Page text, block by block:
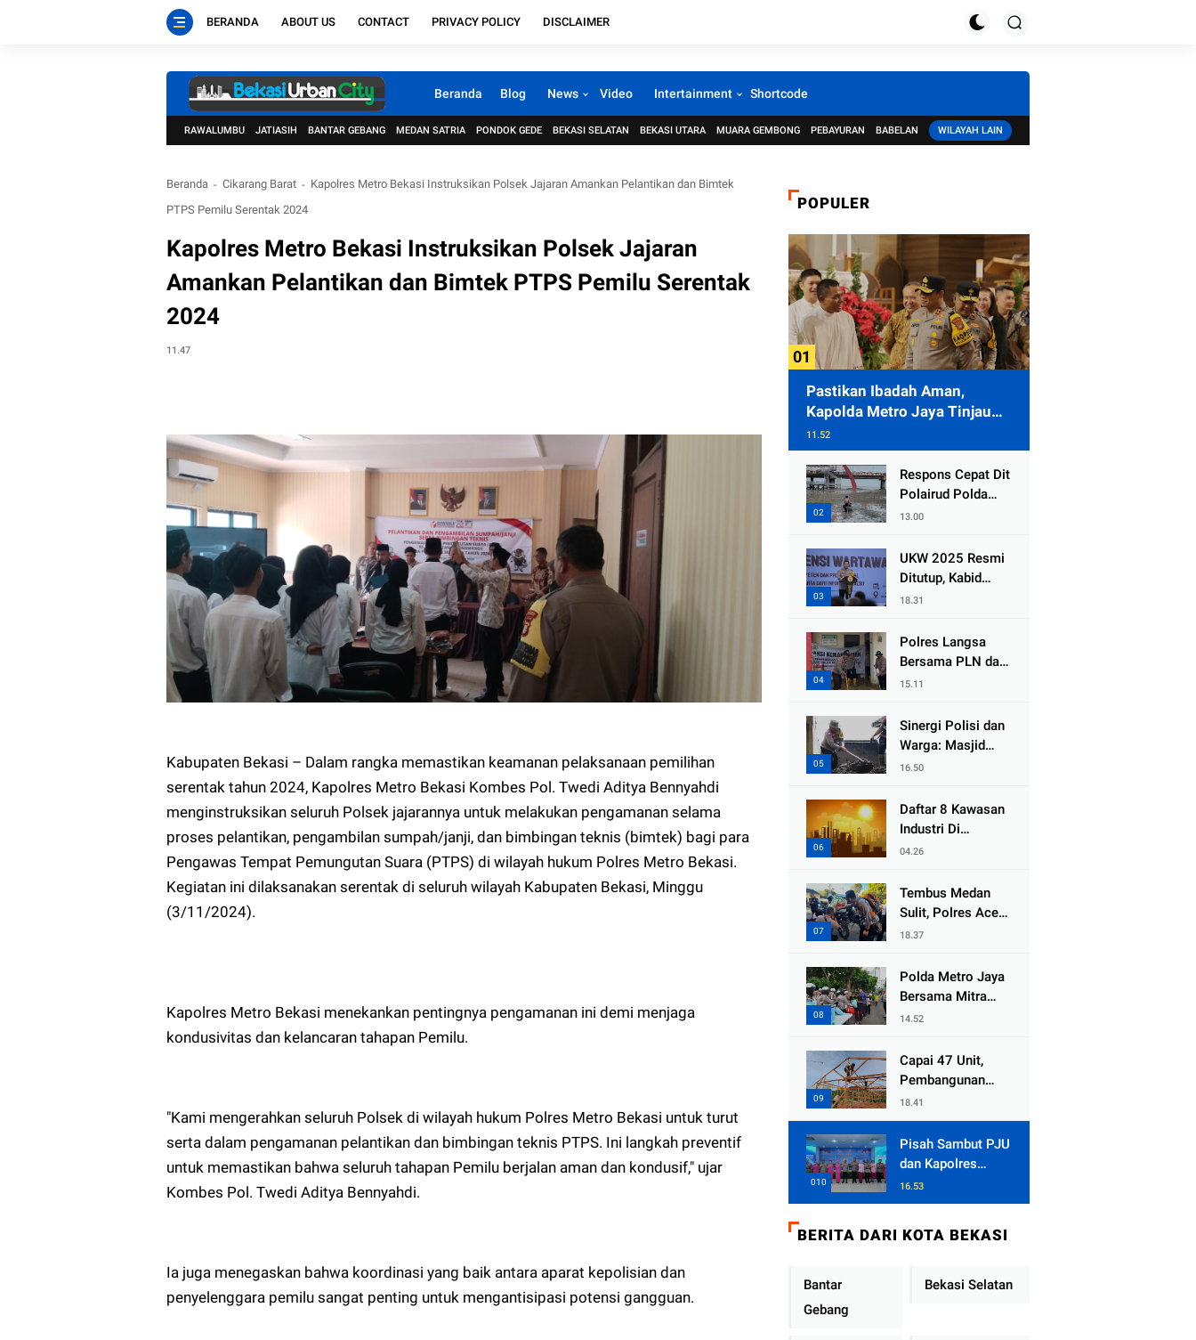
BERANDA ABOUT US CONTACT PRIVACY POLICY DISCLAIMER
Beranda Blog News Video Intertainment Shortcode
RAWALUMBU JATIASIH BANTAR GEBANG MEDAN SATRIA PONDOK GEDE BEKASI SELATAN BEKASI UTARA MUARA GEMBONG PEBAYURAN BABELAN WILAYAH LAIN
Beranda Cikarang Barat
Kapolres Metro Bekasi Instruksikan Polsek Jajaran Amankan Pelantikan dan Bimtek
PTPS Pemilu Serentak 2024
Kapolres Metro Bekasi Instruksikan Polsek Jajaran
Amankan Pelantikan dan Bimtek PTPS Pemilu Serentak
2024
11.47
Kabupaten Bekasi – Dalam rangka memastikan keamanan pelaksanaan pemilihan
serentak tahun 2024, Kapolres Metro Bekasi Kombes Pol. Twedi Aditya Bennyahdi
menginstruksikan seluruh Polsek jajarannya untuk melakukan pengamanan selama
proses pelantikan, pengambilan sumpah/janji, dan bimbingan teknis (bimtek) bagi para
Pengawas Tempat Pemungutan Suara (PTPS) di wilayah hukum Polres Metro Bekasi.
Kegiatan ini dilaksanakan serentak di seluruh wilayah Kabupaten Bekasi, Minggu
(3/11/2024).
Kapolres Metro Bekasi menekankan pentingnya pengamanan ini demi menjaga
kondusivitas dan kelancaran tahapan Pemilu.
"Kami mengerahkan seluruh Polsek di wilayah hukum Polres Metro Bekasi untuk turut
serta dalam pengamanan pelantikan dan bimbingan teknis PTPS. Ini langkah preventif
untuk memastikan bahwa seluruh tahapan Pemilu berjalan aman dan kondusif," ujar
Kombes Pol. Twedi Aditya Bennyahdi.
Ia juga menegaskan bahwa koordinasi yang baik antara aparat kepolisian dan
penyelenggara pemilu sangat penting untuk mengantisipasi potensi gangguan.
POPULER
Pastikan Ibadah Aman,
Kapolda Metro Jaya Tinjau
Pengamanan Gereja di Kelapa
Gading
11.52
Respons Cepat Dit
Polairud Polda
Jatim Selamatkan
Lumpur di Wisata
Kenjeran
13.00
UKW 2025 Resmi
Ditutup, Kabid
Humas PMJ: Pers
Strategis Polri
Tangkal Hoaks
18.31
Polres Langsa
Bersama PLN dan
Warga
Kemanusiaan
Pascabanjir di
15.11
Sinergi Polisi dan
Warga: Masjid
Syuhada, Bener
dari Duka Bencana
16.50
Daftar 8 Kawasan
Industri Di
Kabupaten Bekasi,
Cinlok Juga Ada
Gak ?
04.26
Tembus Medan
Sulit, Polres Aceh
Tengah
Sembako dan
Sling Baja ke
18.37
Polda Metro Jaya
Bersama Mitra
Gelar Jumat
Kepedulian Sosial
14.52
Capai 47 Unit,
Pembangunan
Huntara Sat
Brimob Polda
Sumbar Terus
Berjalan di Pauh
18.41
Pisah Sambut PJU
dan Kapolres
Jajaran, Kapolda
Metro Jaya
Pelayanan Publik
16.53
BERITA DARI KOTA BEKASI
Bantar
Gebang
Bekasi Selatan